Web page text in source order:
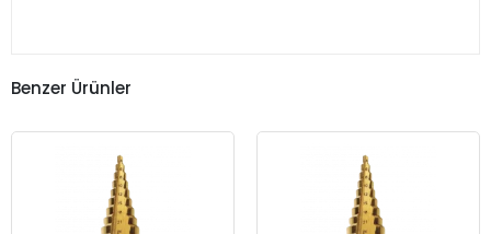
Benzer Ürünler